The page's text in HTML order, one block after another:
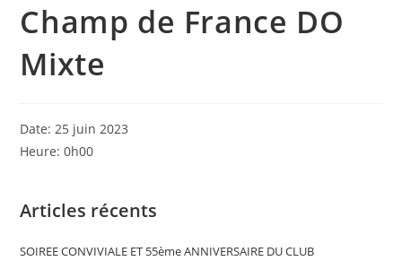
Champ de France DO
Mixte
Date:25 juin 2023
Heure:0h00
Articles récents
SOIREE CONVIVIALE ET 55ème ANNIVERSAIRE DU CLUB